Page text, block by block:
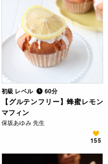
初級 レベル 60分
【グルテンフリー】蜂蜜レモン
マフィン
保坂あゆみ 先生
155